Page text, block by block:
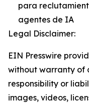
para
agentes de IA
Legal Disclaimer:
EIN Presswire
without warranty of
responsibility or
images, videos,